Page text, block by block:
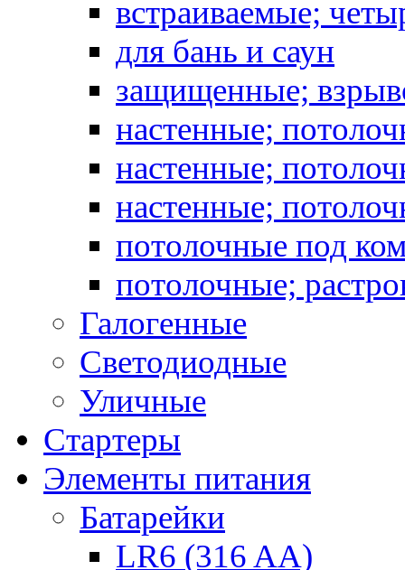
встраиваемые;
для бань и саун
защищенные;
настенные;
настенные;
настенные;
потолочные под
потолочные;
Галогенные
Светодиодные
Уличные
Стартеры
Элементы питания
Батарейки
LR6 (316 AA)